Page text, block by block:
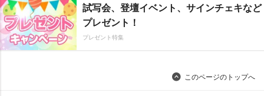
試写会、登壇イベント、サインチェキなど
プレゼント！
プレゼント特集
このページのトップへ